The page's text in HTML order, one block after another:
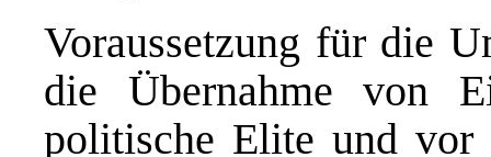
Voraussetzung für die
die Übernahme von
politische Elite und vor